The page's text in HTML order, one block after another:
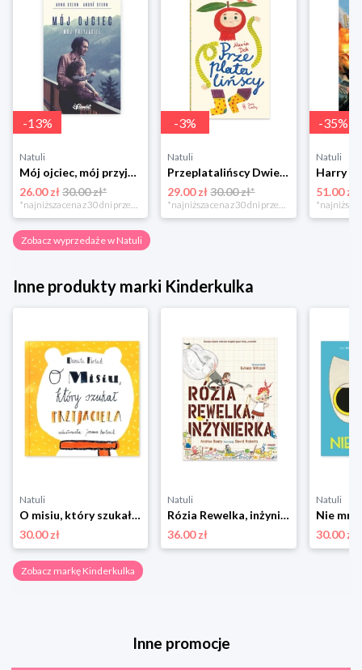
-13%
Natuli
Mój ojciec, mój przyjaciel Element
26.00 zł30.00 zł*
*najniższa cena z 30 dni przed obniżką
-3%
Natuli
Przeplatalińscy Dwie siostry
29.00 zł 30.00 zł*
*najniższa cena z 30 dni przed obniżką
-35%
Natuli
51.00 zł
Zobacz wyprzedaże w Natuli
Inne produkty marki Kinderkulka
Natuli
O misiu, który szukał przyjaciela Kinderkulka
30.00 zł
Natuli
Rózia Rewelka, inżynierka Kinderkulka
36.00 zł
Natuli
30.00 zł
Zobacz markę Kinderkulka
Inne promocje